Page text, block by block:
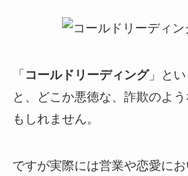
「 コールドリーディング」とい
と、どこか悪徳な、詐欺のよ
もしれません。
ですが実際には営業や恋愛に